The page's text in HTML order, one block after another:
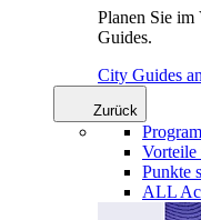
Planen Sie im
Guides.
City Guides
Zurück
Vorteile
Punkte
ALL